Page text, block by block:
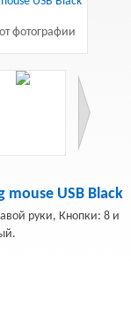
фотографии
mouse USB Black
руки, Кнопки: 8 и